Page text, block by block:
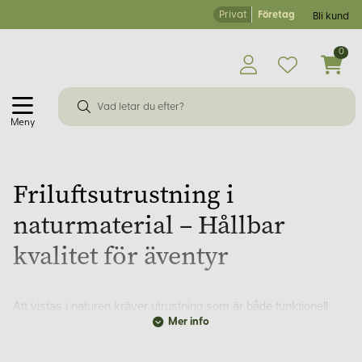
Privat Företag Bli kund
Meny
0
Friluftsutrustning i
naturmaterial – Hållbar
kvalitet för äventyr
Att vistas i naturen kräver utrustning som är både funktionell
och hållbar. På Korps.se erbjuder vi ett noggrant utvalt sortiment
Mer info